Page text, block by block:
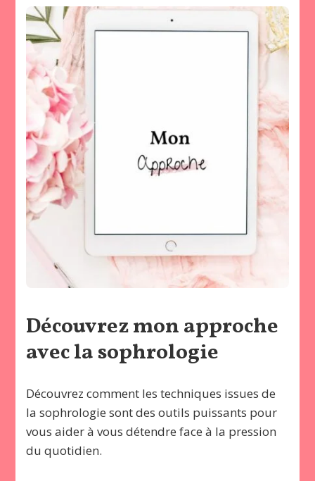
Découvrez mon approche
avec la sophrologie
Découvrez comment les techniques issues de
la sophrologie sont des outils puissants pour
vous aider à vous détendre face à la pression
du quotidien.